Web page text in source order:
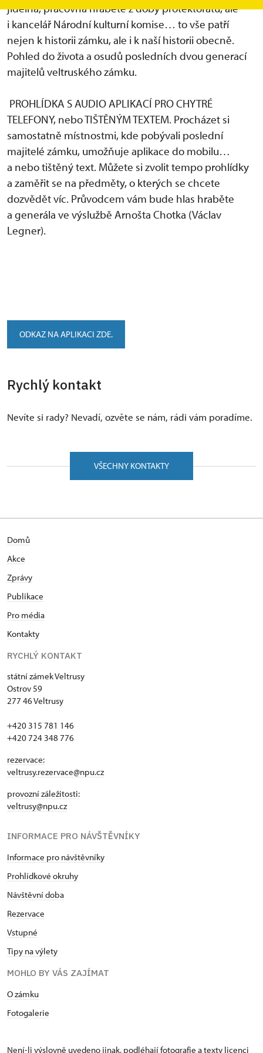
jídelna, pracovna hraběte z doby protektorátu, ale
i kancelář Národní kulturní komise… to vše patří
nejen k historii zámku, ale i k naší historii obecně.
Pohled do života a osudů posledních dvou generací
majitelů veltruského zámku.
PROHLÍDKA S AUDIO APLIKACÍ PRO CHYTRÉ
TELEFONY, nebo TIŠTĚNÝM TEXTEM. Procházet si
samostatně místnostmi, kde pobývali poslední
majitelé zámku, umožňuje aplikace do mobilu…
a nebo tištěný text. Můžete si zvolit tempo prohlídky
a zaměřit se na předměty, o kterých se chcete
dozvědět víc. Průvodcem vám bude hlas hraběte
a generála ve výslužbě Arnošta Chotka (Václav
Legner).
ODKAZ NA APLIKACI ZDE.
Rychlý kontakt
Nevíte si rady? Nevadí, ozvěte se nám, rádi vám poradíme.
VŠECHNY KONTAKTY
Domů
Akce
Zprávy
Publikace
Pro média
Kontakty
RYCHLÝ KONTAKT
státní zámek Veltrusy
Ostrov 59
277 46 Veltrusy
+420 315 781 146
+420 724 348 776
rezervace:
veltrusy.rezervace@npu.cz
provozní záležitosti:
veltrusy@npu.cz
INFORMACE PRO NÁVŠTĚVNÍKY
Informace pro návštěvníky
Prohlídkové okruhy
Návštěvní doba
Rezervace
Vstupné
Tipy na výlety
MOHLO BY VÁS ZAJÍMAT
O zámku
Fotogalerie
Není-li výslovně uvedeno jinak, podléhají fotografie a texty licenci